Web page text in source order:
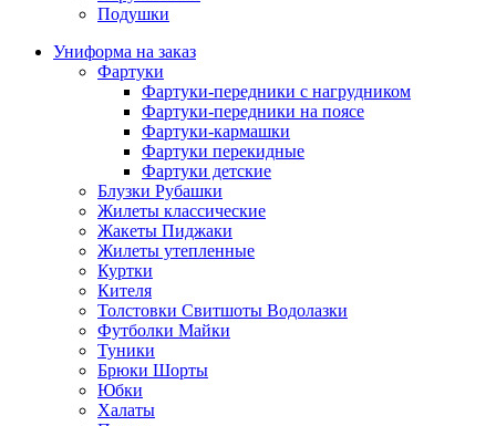
Подушки
Униформа на заказ
Фартуки
Фартуки-передники с нагрудником
Фартуки-передники на поясе
Фартуки-кармашки
Фартуки перекидные
Фартуки детские
Блузки Рубашки
Жилеты классические
Жакеты Пиджаки
Жилеты утепленные
Куртки
Кителя
Толстовки Свитшоты Водолазки
Футболки Майки
Туники
Брюки Шорты
Юбки
Халаты